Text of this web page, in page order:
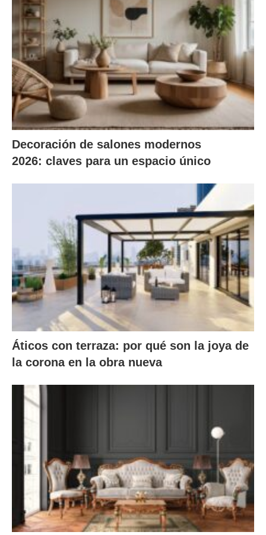
Decoración de salones modernos
2026: claves para un espacio único
Áticos con terraza: por qué son la joya de
la corona en la obra nueva